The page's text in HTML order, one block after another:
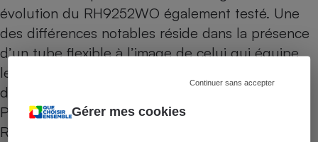
Gérer mes cookies
Continuer sans accepter
évolution du RH9252WO également testé. Une
des différences notables réside dans la présence
d’un tube flexible à l’image de celui qui équipe
les
d’aspiration principale (pour les sols) reste la
Power Slim Vision vue sur le RH9252WO. Le
RH9291WO est également livré avec une